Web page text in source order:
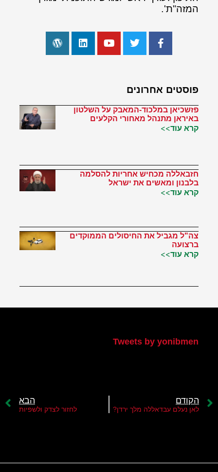
המזה"ת'.
פוסטים אחרונים
פזשכיאן במלכוד-המאבק על השלטון
באיראן מתנהל מאחורי הקלעים
קרא עוד>>
חזבאללה מכחיש אחריות להסלמה
בלבנון ומאשים את ישראל
קרא עוד>>
צה"ל מגביל את החיסולים הממוקדים
ברצועה
קרא עוד>>
Tweets by yonibmen
הקודם
לאן נעלם עבדאללה מלך ירדן?
הבא
לחזור לצדק ולשפיות